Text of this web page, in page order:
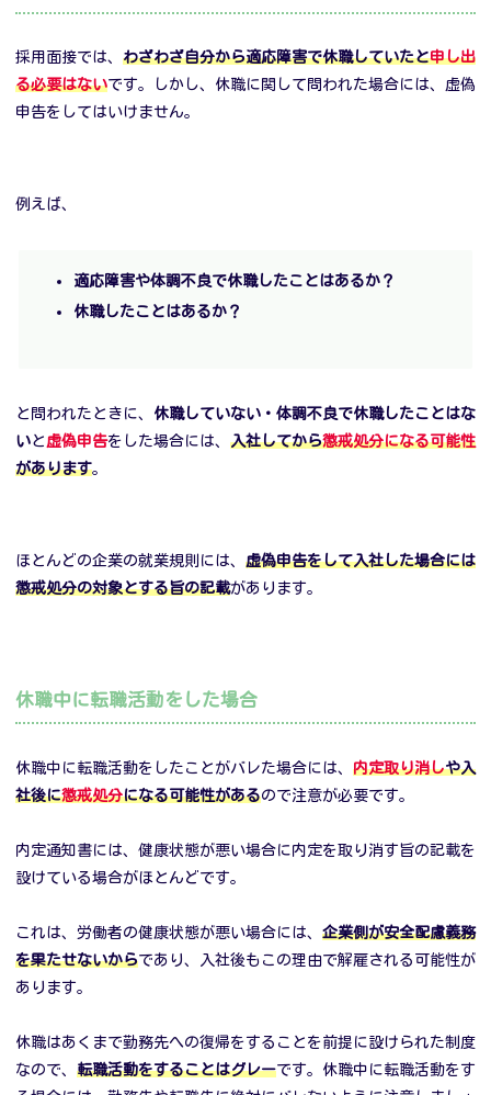
採用面接では、 わざわざ自分から適応障害で休職していたと申し出
る必要はないです。しかし、休職に関して問われた場合には、虚偽
申告をしてはいけません。
例えば、
適応障害や体調不良で休職したことはあるか？
休職したことはあるか？
と問われたときに、 休職していない・体調不良で休職したことはな
いと 虚偽申告をした場合には、 入社してから懲戒処分になる可能性
があります。
ほとんどの企業の就業規則には、 虚偽申告をして入社した場合には
懲戒処分の対象とする旨の記載があります。
休職中に転職活動をした場合
休職中に転職活動をしたことがバレた場合には、 内定取り消しや入
社後に懲戒処分になる可能性があるので注意が必要です。
内定通知書には、健康状態が悪い場合に内定を取り消す旨の記載を
設けている場合がほとんどです。
これは、労働者の健康状態が悪い場合には、 企業側が安全配慮義務
を果たせないからであり、入社後もこの理由で解雇される可能性が
あります。
休職はあくまで勤務先への復帰をすることを前提に設けられた制度
なので、 転職活動をすることはグレーです。休職中に転職活動をす